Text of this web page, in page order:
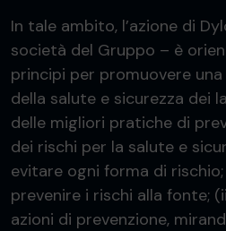
In tale ambito, l’azione di
società del Gruppo – è
principi per promuovere
della salute e sicurezza dei
delle migliori pratiche di
dei rischi per la salute e
evitare ogni forma di
prevenire i rischi alla fonte;
azioni di prevenzione,